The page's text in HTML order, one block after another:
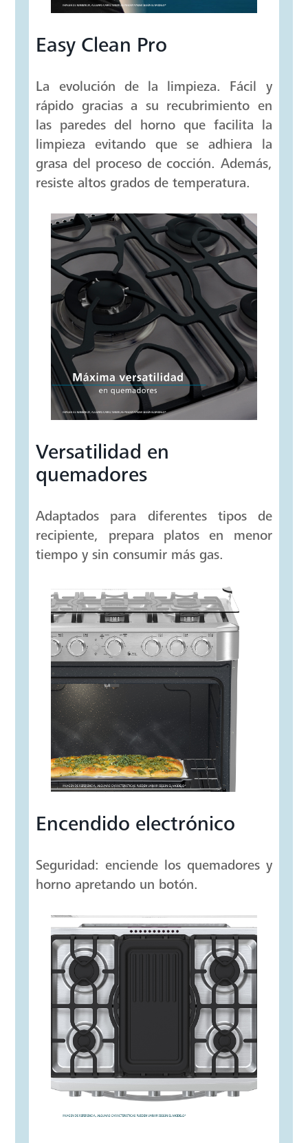
Easy Clean Pro
La evolución de la limpieza. Fácil y
rápido gracias a su recubrimiento en
las paredes del horno que facilita la
limpieza evitando que se adhiera la
grasa del proceso de cocción. Además,
resiste altos grados de temperatura.
Versatilidad en
quemadores
Adaptados para diferentes tipos de
recipiente, prepara platos en menor
tiempo y sin consumir más gas.
Encendido electrónico
Seguridad: enciende los quemadores y
horno apretando un botón.